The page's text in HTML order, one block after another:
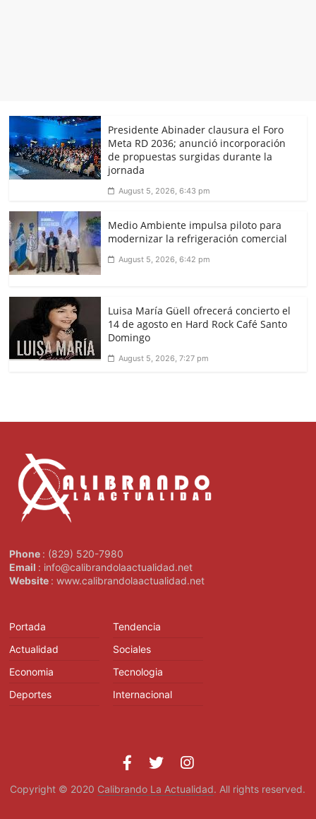
Presidente Abinader clausura el Foro
Meta RD 2036; anunció incorporación
de propuestas surgidas durante la
jornada
August 5, 2026, 6:43 pm
Medio Ambiente impulsa piloto para
modernizar la refrigeración comercial
August 5, 2026, 6:42 pm
Luisa María Güell ofrecerá concierto el
14 de agosto en Hard Rock Café Santo
Domingo
August 5, 2026, 7:27 pm
Phone : (829) 520-7980
Email : info@calibrandolaactualidad.net
Website : www.calibrandolaactualidad.net
Portada
Actualidad
Economia
Deportes
Tendencia
Sociales
Tecnologia
Internacional
Copyright © 2020 Calibrando La Actualidad. All rights reserved.